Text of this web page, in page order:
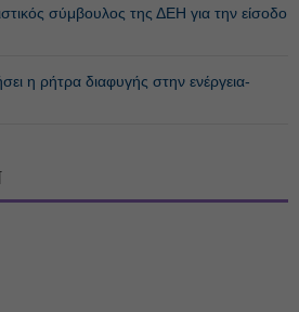
σύμβουλος της ΔΕΗ για την είσοδο
η ρήτρα διαφυγής στην ενέργεια-